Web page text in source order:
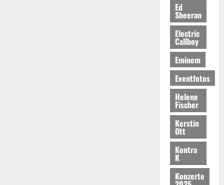
Ed
Sheeran
Electric
Callboy
Eminem
Eventfotos
Helene
Fischer
Kerstin
Ott
Kontra
K
Konzerte